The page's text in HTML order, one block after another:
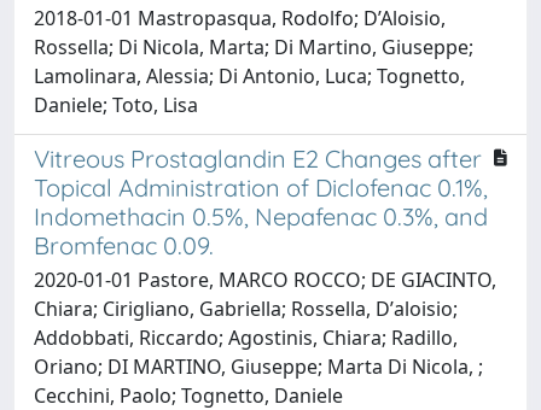
2018-01-01 Mastropasqua, Rodolfo; D’Aloisio,
Rossella; Di Nicola, Marta; Di Martino, Giuseppe;
Lamolinara, Alessia; Di Antonio, Luca; Tognetto,
Daniele; Toto, Lisa
Vitreous Prostaglandin E2 Changes after
Topical Administration of Diclofenac 0.1%,
Indomethacin 0.5%, Nepafenac 0.3%, and
Bromfenac 0.09.
2020-01-01 Pastore, MARCO ROCCO; DE GIACINTO,
Chiara; Cirigliano, Gabriella; Rossella, Dʼaloisio;
Addobbati, Riccardo; Agostinis, Chiara; Radillo,
Oriano; DI MARTINO, Giuseppe; Marta Di Nicola, ;
Cecchini, Paolo; Tognetto, Daniele